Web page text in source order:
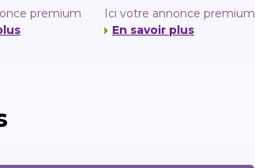
premium
Ici votre annonce premium
En savoir plus